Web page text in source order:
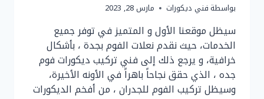
بواسطة فني ديكورات مارس 28, 2023
سيظل موقعنا الأول و المتميز في توفر جميع
الخدمات، حيث نقدم نعلات الفوم بجدة ، بأشكال
خرافية، و يرجع ذلك إلى فني تركيب ديكورات فوم
جده ، الذي حقق نجاحاً باهراً في الأونه الأخيرة،
وسيظل تركيب الفوم للجدران ، من أفخم الديكورات